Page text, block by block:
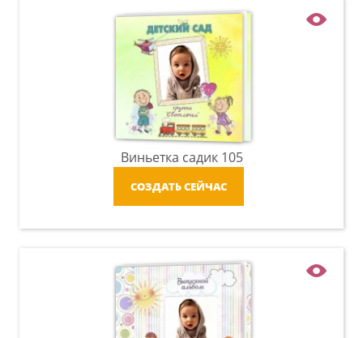
Виньетка садик 105
СОЗДАТЬ СЕЙЧАС